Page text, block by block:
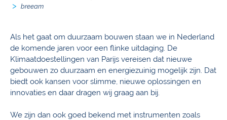
breeam
Als het gaat om duurzaam bouwen staan we in Nederland
de komende jaren voor een flinke uitdaging. De
Klimaatdoestellingen van Parijs vereisen dat nieuwe
gebouwen zo duurzaam en energiezuinig mogelijk zijn. Dat
biedt ook kansen voor slimme, nieuwe oplossingen en
innovaties en daar dragen wij graag aan bij.
We zijn dan ook goed bekend met instrumenten zoals